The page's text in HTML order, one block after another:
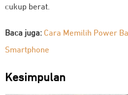
cukup berat.
Baca juga: Cara Memilih Power
Smartphone
Kesimpulan